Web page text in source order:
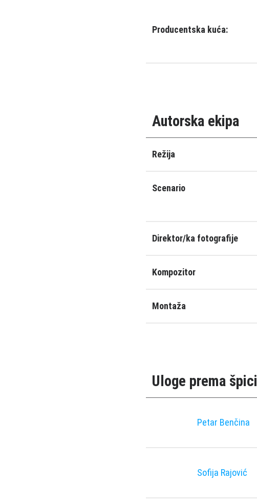
Producentska kuća:
Autorska ekipa
Režija
Scenario
Direktor/ka fotografije
Kompozitor
Montaža
Uloge prema špici
Petar Benčina
Sofija Rajović